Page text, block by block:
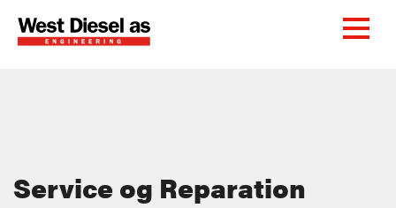
Service og Reparation